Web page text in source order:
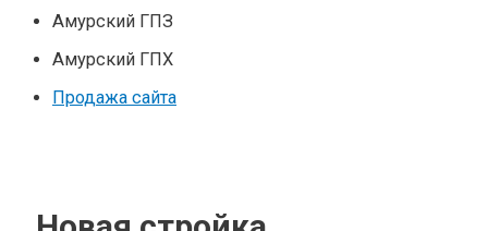
Амурский ГПЗ
Амурский ГПХ
Продажа сайта